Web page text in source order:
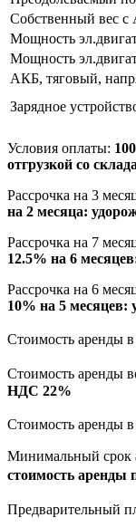
Собственный вес
Мощность
Мощность
АКБ, тяговый,
Зарядное
Условия оплаты:
отгрузкой со
Рассрочка на 3
на 2 месяца:
Рассрочка на 7
12.5% на 6
Рассрочка на 6
10% на 5 месяцев:
Стоимость аренды
Стоимость аренды
НДС 22%
Стоимость аренды в
Минимальный срок
стоимость аренды
Предварительный